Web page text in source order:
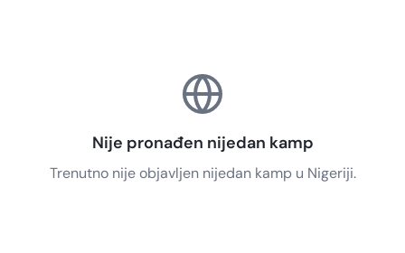
Nije pronađen nijedan kamp
Trenutno nije objavljen nijedan kamp u Nigeriji.